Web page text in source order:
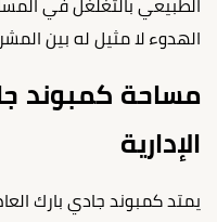
الطبيعي بالتغلغل في
الهدوء لا مثيل له بين
مساحة كمبوند
الإدارية